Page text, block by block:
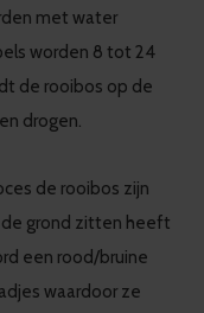
met water
worden 8 tot 24
de rooibos op de
drogen.
de rooibos zijn
de grond zitten heeft
een rood/bruine
waardoor ze